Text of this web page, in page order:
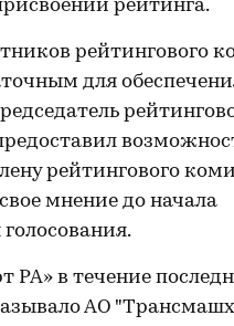
рейтинга.
рейтингового
для
рейтингового
мнение до начала
РА» в течение
АО